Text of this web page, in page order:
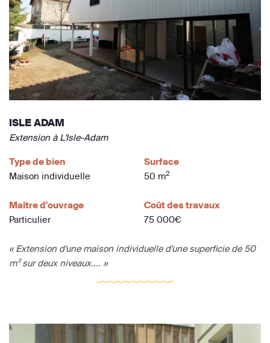
ISLE ADAM
Extension à L'Isle-Adam
Type de bien
Maison individuelle
Surface
50 m2
Maître d'ouvrage
Particulier
Coût des travaux
75 000€
« Extension d'une maison individuelle d'une superficie de 50
m² sur deux niveaux.... »